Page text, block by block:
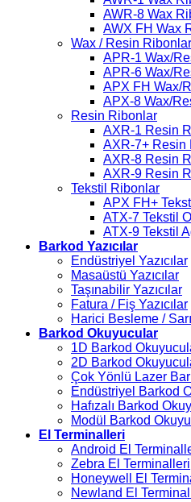
AWR-8 Wax
AWX FH Wax
Wax / Resin Ribonlar
APR-1 Wax/
APR-6 Wax/
APX FH Wax/
APX-8 Wax/
Resin Ribonlar
AXR-1 Resin
AXR-7+ Resin
AXR-8 Resin
AXR-9 Resin
Tekstil Ribonlar
APX FH+
ATX-7 Tekstil
ATX-9 Tekstil
Barkod Yazıcılar
Endüstriyel Yazıcılar
Masaüstü Yazıcılar
Taşınabilir Yazıcılar
Fatura / Fiş Yazıcılar
Harici Besleme /
Barkod Okuyucular
1D Barkod
2D Barkod
Çok Yönlü Lazer
Endüstriyel Barkod
Hafızalı Barkod
Modül Barkod
El Terminalleri
Android El
Zebra El Terminalleri
Honeywell El
Newland El